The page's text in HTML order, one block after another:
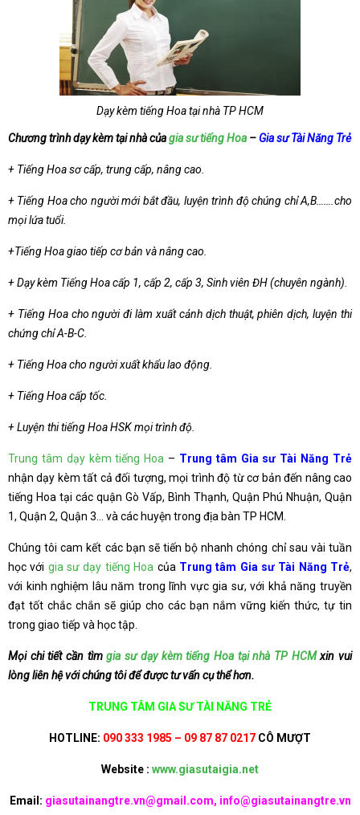
Dạy kèm tiếng Hoa tại nhà TP HCM
Chương trình dạy kèm tại nhà củagia sư tiếng Hoa – Gia sư Tài Năng Trẻ
+ Tiếng Hoa sơ cấp, trung cấp, nâng cao.
+ Tiếng Hoa cho người mới bắt đầu, luyện trình độ chúng chỉ A,B…….cho
mọi lứa tuổi.
+Tiếng Hoa giao tiếp cơ bản và nâng cao.
+ Dạy kèm Tiếng Hoa cấp 1, cấp 2, cấp 3, Sinh viên ĐH (chuyên ngành).
+ Tiếng Hoa cho người đi làm xuất cảnh dịch thuật, phiên dịch, luyện thi
chứng chỉ A-B-C.
+ Tiếng Hoa cho người xuất khẩu lao động.
+ Tiếng Hoa cấp tốc.
+ Luyện thi tiếng Hoa HSK mọi trình độ.
Trung tâm dạy kèm tiếng Hoa – Trung tâm Gia sư Tài Năng Trẻ
nhận dạy kèm tất cả đối tượng, mọi trình độ từ cơ bản đến nâng cao
tiếng Hoa tại các quận Gò Vấp, Bình Thạnh, Quận Phú Nhuận, Quận
1, Quận 2, Quận 3… và các huyện trong địa bàn TP HCM.
Chúng tôi cam kết các bạn sẽ tiến bộ nhanh chóng chỉ sau vài tuần
học với gia sư dạy tiếng Hoa của Trung tâm Gia sư Tài Năng Trẻ,
với kinh nghiệm lâu năm trong lĩnh vực gia sư, với khả năng truyền
đạt tốt chắc chắn sẽ giúp cho các bạn nắm vững kiến thức, tự tin
trong giao tiếp và học tập.
Mọi chi tiết cần tìmgia sư dạy kèm tiếng Hoa tại nhà TP HCMxin vui
lòng liên hệ với chúng tôi để được tư vấn cụ thể hơn.
TRUNG TÂM GIA SƯ TÀI NĂNG TRẺ
HOTLINE: 090 333 1985 – 09 87 87 0217 CÔ MƯỢT
Website : www.giasutaigia.net
Email: giasutainangtre.vn@gmail.com, info@giasutainangtre.vn